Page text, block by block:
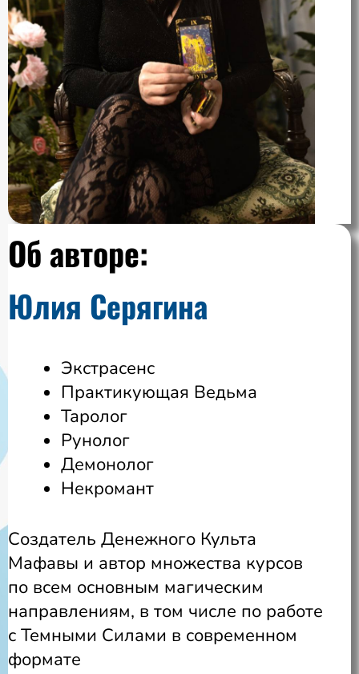
Об авторе:
Юлия Серягина
Экстрасенс
Практикующая Ведьма
Таролог
Рунолог
Демонолог
Некромант
Создатель Денежного Культа
Мафавы и автор множества курсов
по всем основным магическим
направлениям, в том числе по работе
с Темными Силами в современном
формате